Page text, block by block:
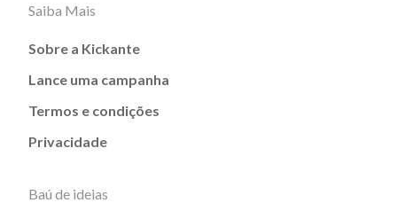
Saiba Mais
Sobre a Kickante
Lance uma campanha
Termos e condições
Privacidade
Baú de ideias